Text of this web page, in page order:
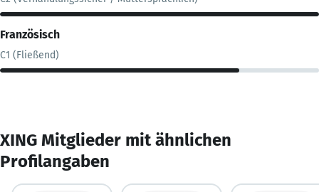
Französisch
C1 (Fließend)
XING Mitglieder mit ähnlichen
Profilangaben